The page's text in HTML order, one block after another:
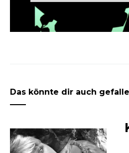
Das könnte dir auch